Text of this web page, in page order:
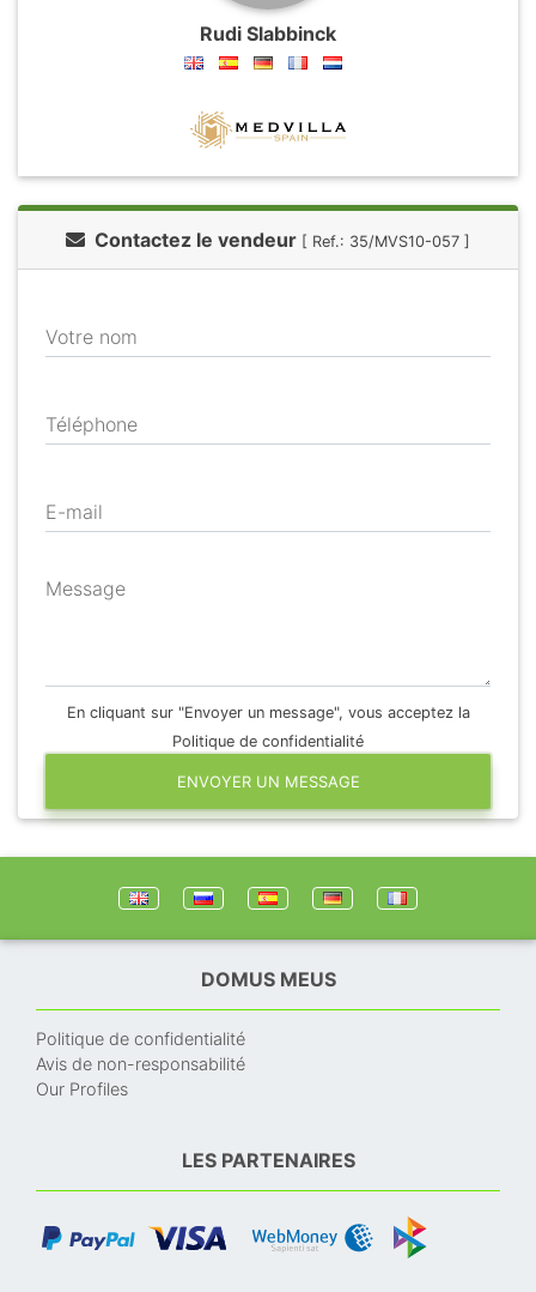
Rudi Slabbinck
Contactez le vendeur [ Ref.: 35/MVS10-057 ]
Votre nom
Téléphone
E-mail
Message
En cliquant sur "Envoyer un message", vous acceptez la
Politique de confidentialité
ENVOYER UN MESSAGE
DOMUS MEUS
Politique de confidentialité
Avis de non-responsabilité
Our Profiles
LES PARTENAIRES